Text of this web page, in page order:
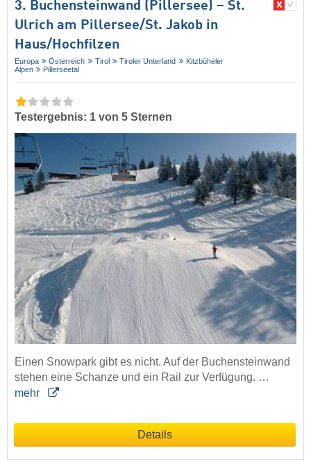
3. Buchensteinwand (Pillersee) – St.
Ulrich am Pillersee/​St. Jakob in
Haus/​Hochfilzen
Europa Österreich Tirol Tiroler Unterland
Kitzbüheler
Alpen
Pillerseetal
Testergebnis: 1 von 5 Sternen
Einen Snowpark gibt es nicht. Auf der Buchensteinwand
stehen eine Schanze und ein Rail zur Verfügung. …
mehr
Details